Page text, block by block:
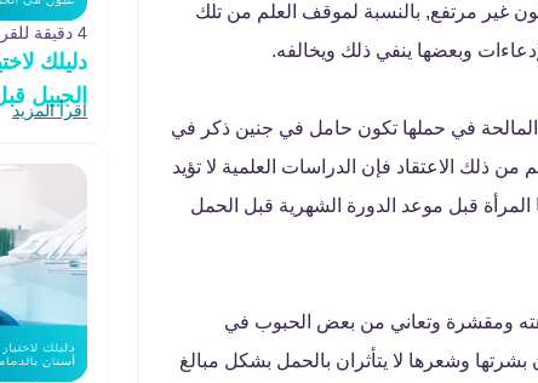
غير مرتفع, بالنسبة لموقف العلم من تلك
وبعضها ينفي ذلك ويخالفه.
المالحة في حملها تكون حامل في جنين ذكر في
ذلك الاعتقاد فإن الدراسات العلمية لا تؤيد
قبل موعد الدورة الشهرية قبل الحمل
ومقشرة وتعاني من بعض الحبوب في
وشعرها لا يتأثران بالحمل بشكل مبالغ
4 دقيقة للقراءة
دليلك
الجبيل
اقرأ المزيد